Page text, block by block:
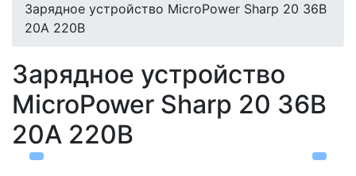
Зарядное устройство MicroPower Sharp 20 36В
20А 220В
Зарядное устройство
MicroPower Sharp 20 36В
20А 220В